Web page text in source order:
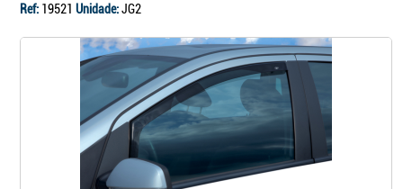
Ref: 19521 Unidade:JG2